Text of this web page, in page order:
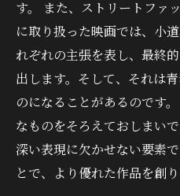
す。 また、ストリートファ
に取り扱った映画では、小
れぞれの主張を表し、最終
出します。そして、それは
のになることがあるのです
なものをそろえておしまい
深い表現に欠かせない要素
とで、より優れた作品を創